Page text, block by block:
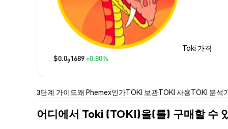
Toki 가격
$0.091689+0.80%
3단계 가이드왜 Phemex인가TOKI 보관TOKI 사용TOKI 분석
어디에서 Toki (TOKI)을(를) 구매할 수